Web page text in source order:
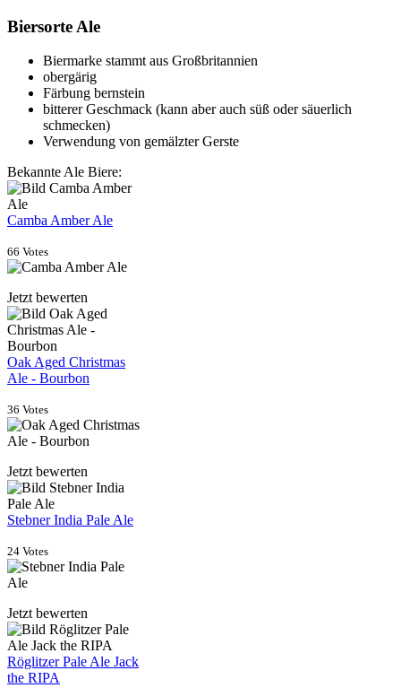
Biersorte Ale
Biermarke stammt aus Großbritannien
obergärig
Färbung bernstein
bitterer Geschmack (kann aber auch süß oder säuerlich
schmecken)
Verwendung von gemälzter Gerste
Bekannte Ale Biere:
Camba Amber Ale
66 Votes
Jetzt bewerten
Oak Aged Christmas
Ale - Bourbon
36 Votes
Jetzt bewerten
Stebner India Pale Ale
24 Votes
Jetzt bewerten
Röglitzer Pale Ale Jack
the RIPA